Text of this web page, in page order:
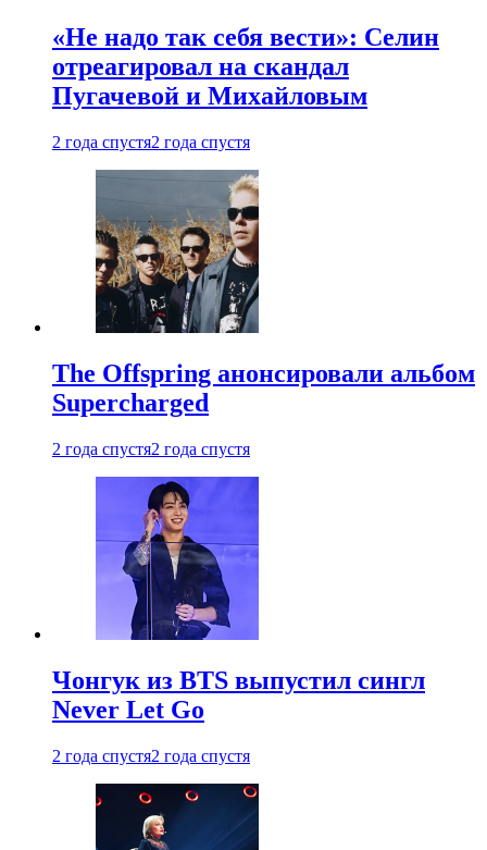
«Не надо так себя вести»: Селин
отреагировал на скандал
Пугачевой и Михайловым
2 года спустя2 года спустя
The Offspring анонсировали альбом
Supercharged
2 года спустя2 года спустя
Чонгук из BTS выпустил сингл
Never Let Go
2 года спустя2 года спустя